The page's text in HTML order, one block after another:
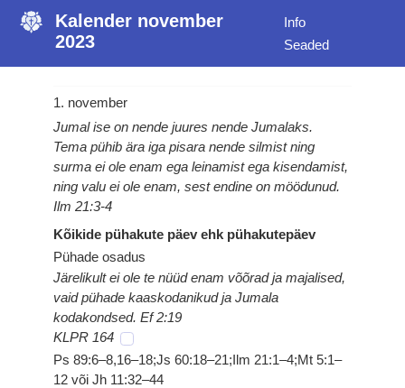
Kalender november
2023
Info
Seaded
1. november
Jumal ise on nende juures nende Jumalaks.
Tema pühib ära iga pisara nende silmist ning
surma ei ole enam ega leinamist ega kisendamist,
ning valu ei ole enam, sest endine on möödunud.
Ilm 21:3-4
Kõikide pühakute päev ehk pühakutepäev
Pühade osadus
Järelikult ei ole te nüüd enam võõrad ja majalised,
vaid pühade kaaskodanikud ja Jumala
kodakondsed. Ef 2:19
KLPR 164
Ps 89:6–8,16–18;Js 60:18–21;Ilm 21:1–4;Mt 5:1–
12 või Jh 11:32–44